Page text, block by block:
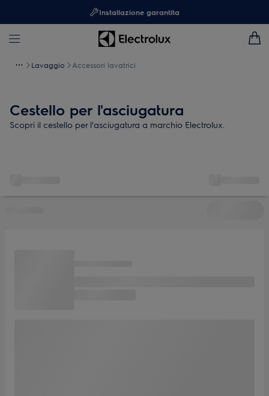
Installazione garantita
Lavaggio Accessori lavatrici
Cestello per l'asciugatura
Scopri il cestello per l'asciugatura a marchio Electrolux.